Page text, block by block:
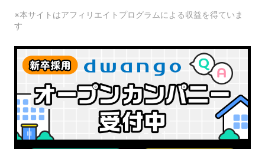
※本サイトはアフィリエイトプログラムによる収益を得ていま
す